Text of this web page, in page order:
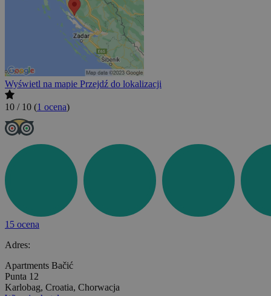
Wyświetl na mapie Przejdź do lokalizacji
10 / 10 (1 ocena)
15 ocena
Adres:
Apartments Bačić
Punta 12
Karlobag, Croatia, Chorwacja